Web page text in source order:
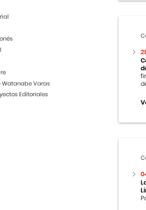
Watanabe Varas
Editoriales